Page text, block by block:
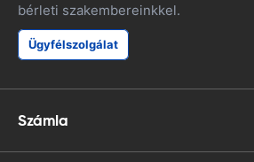
bérleti szakembereinkkel.
Ügyfélszolgálat
Számla